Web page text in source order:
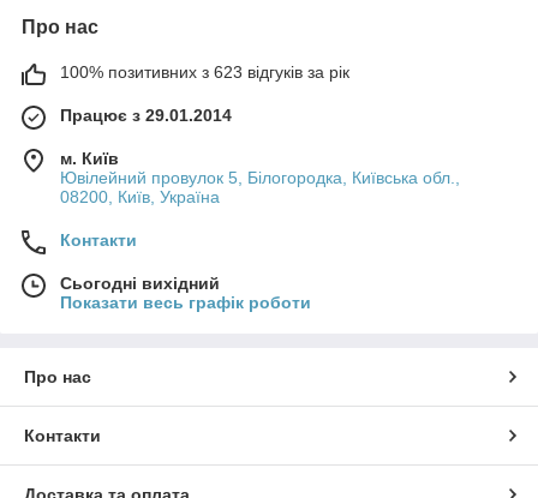
Про нас
100% позитивних з 623 відгуків за рік
Працює з 29.01.2014
м. Київ
Ювілейний провулок 5, Білогородка, Київська обл.,
08200, Київ, Україна
Контакти
Сьогодні вихідний
Показати весь графік роботи
Про нас
Контакти
Доставка та оплата